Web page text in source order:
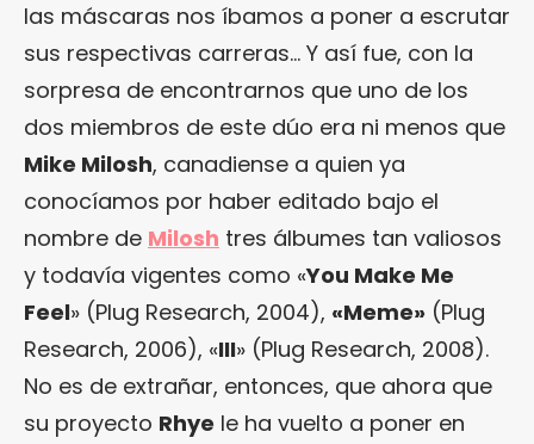
las máscaras nos íbamos a poner a escrutar
sus respectivas carreras… Y así fue, con la
sorpresa de encontrarnos que uno de los
dos miembros de este dúo era ni menos que
Mike Milosh, canadiense a quien ya
conocíamos por haber editado bajo el
nombre de Milosh tres álbumes tan valiosos
y todavía vigentes como «You Make Me
Feel» (Plug Research, 2004), «Meme» (Plug
Research, 2006), «III» (Plug Research, 2008).
No es de extrañar, entonces, que ahora que
su proyecto Rhye le ha vuelto a poner en